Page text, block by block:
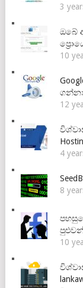
3
ඔබේ
10
12
4
8
10